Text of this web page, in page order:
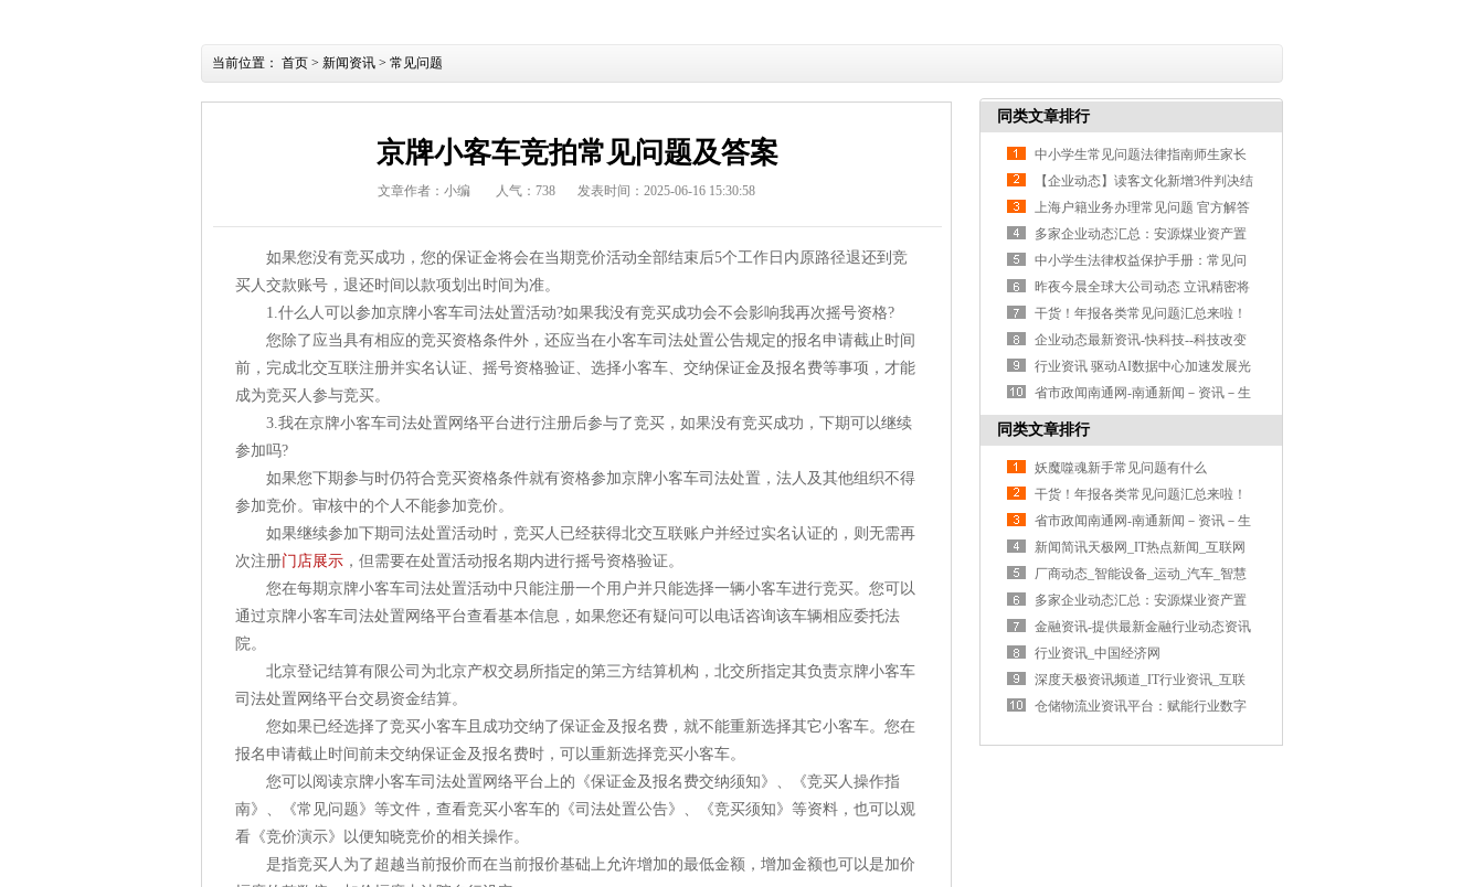
当前位置： 首页 > 新闻资讯 > 常见问题
京牌小客车竞拍常见问题及答案
文章作者：小编 人气： 738 发表时间：2025-06-16 15:30:58
如果您没有竞买成功，您的保证金将会在当期竞价活动全部结束后5个工作日内原路径退还到竞
买人交款账号，退还时间以款项划出时间为准。
1.什么人可以参加京牌小客车司法处置活动?如果我没有竞买成功会不会影响我再次摇号资格?
您除了应当具有相应的竞买资格条件外，还应当在小客车司法处置公告规定的报名申请截止时间
前，完成北交互联注册并实名认证、摇号资格验证、选择小客车、交纳保证金及报名费等事项，才能
成为竞买人参与竞买。
3.我在京牌小客车司法处置网络平台进行注册后参与了竞买，如果没有竞买成功，下期可以继续
参加吗?
如果您下期参与时仍符合竞买资格条件就有资格参加京牌小客车司法处置，法人及其他组织不得
参加竞价。审核中的个人不能参加竞价。
如果继续参加下期司法处置活动时，竞买人已经获得北交互联账户并经过实名认证的，则无需再
次注册门店展示 ，但需要在处置活动报名期内进行摇号资格验证。
您在每期京牌小客车司法处置活动中只能注册一个用户并只能选择一辆小客车进行竞买。您可以
通过京牌小客车司法处置网络平台查看基本信息，如果您还有疑问可以电话咨询该车辆相应委托法
院。
北京登记结算有限公司为北京产权交易所指定的第三方结算机构，北交所指定其负责京牌小客车
司法处置网络平台交易资金结算。
您如果已经选择了竞买小客车且成功交纳了保证金及报名费，就不能重新选择其它小客车。您在
报名申请截止时间前未交纳保证金及报名费时，可以重新选择竞买小客车。
您可以阅读京牌小客车司法处置网络平台上的《保证金及报名费交纳须知》、《竞买人操作指
南》、《常见问题》等文件，查看竞买小客车的《司法处置公告》、《竞买须知》等资料，也可以观
看《竞价演示》以便知晓竞价的相关操作。
是指竞买人为了超越当前报价而在当前报价基础上允许增加的最低金额，增加金额也可以是加价
同类文章排行
中小学生常见问题法律指南师生家长
一起看
【企业动态】读客文化新增3件判决结
果涉及侵害商标权纠纷、侵害
上海户籍业务办理常见问题 官方解答
来了！
多家企业动态汇总：安源煤业资产置
换金龙羽布局固态电池项目
中小学生法律权益保护手册：常见问
题解答！
昨夜今晨全球大公司动态 立讯精密将
维持在越南大规模生产；美股
干货！年报各类常见问题汇总来啦！
企业动态最新资讯-快科技--科技改变
未来
行业资讯 驱动AI数据中心加速发展光
芯片火力全开！
省市政闻南通网-南通新闻－资讯－生
活首选门户
同类文章排行
妖魔噬魂新手常见问题有什么
干货！年报各类常见问题汇总来啦！
省市政闻南通网-南通新闻－资讯－生
活首选门户
新闻简讯天极网_IT热点新闻_互联网
热点
厂商动态_智能设备_运动_汽车_智慧
出行频道_天极网
多家企业动态汇总：安源煤业资产置
换金龙羽布局固态电池项目
金融资讯-提供最新金融行业动态资讯
_前瞻财经 - 前瞻网
行业资讯_中国经济网
深度天极资讯频道_IT行业资讯_互联
网_电商打造科技行业权威
仓储物流业资讯平台：赋能行业数字